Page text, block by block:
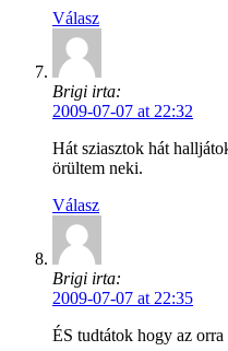
Válasz
Brigi irta:
2009-07-07 at 22:32
Hát sziasztok hát
örültem neki.
Válasz
Brigi irta:
2009-07-07 at 22:35
ÉS tudtátok hogy az